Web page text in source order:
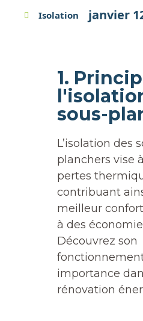
Isolation janvier
1.
sous-
L’isolation des
planchers vise
pertes
contribuant
meilleur
à des
Découvrez son
importance
rénovation